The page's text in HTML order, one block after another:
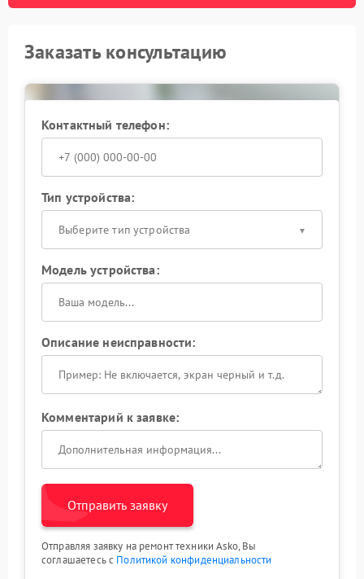
Заказать консультацию
Контактный телефон:
Тип устройства:
Выберите тип устройства
Модель устройства:
Описание неисправности:
Комментарий к заявке:
Отправить заявку
Отправляя заявку на ремонт техники Asko, Вы
соглашаетесь с Политикой конфиденциальности